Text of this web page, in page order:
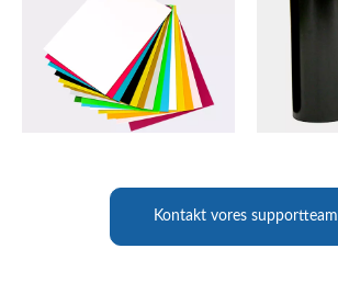
Kontakt vores supportteam